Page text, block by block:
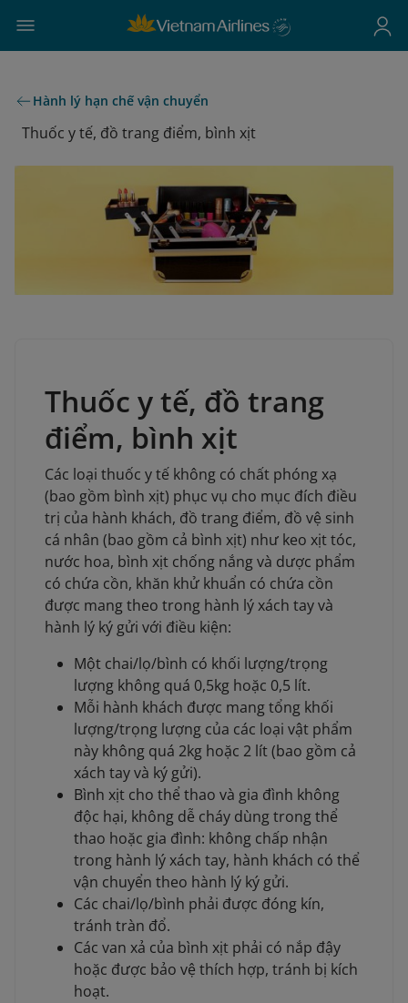
Hành lý hạn chế vận chuyển
Thuốc y tế, đồ trang điểm, bình xịt
Thuốc y tế, đồ trang
điểm, bình xịt
Các loại thuốc y tế không có chất phóng xạ
(bao gồm bình xịt) phục vụ cho mục đích điều
trị của hành khách, đồ trang điểm, đồ vệ sinh
cá nhân (bao gồm cả bình xịt) như keo xịt tóc,
nước hoa, bình xịt chống nắng và dược phẩm
có chứa cồn, khăn khử khuẩn có chứa cồn
được mang theo trong hành lý xách tay và
hành lý ký gửi với điều kiện:
Một chai/lọ/bình có khối lượng/trọng
lượng không quá 0,5kg hoặc 0,5 lít.
Mỗi hành khách được mang tổng khối
lượng/trọng lượng của các loại vật phẩm
này không quá 2kg hoặc 2 lít (bao gồm cả
xách tay và ký gửi).
Bình xịt cho thể thao và gia đình không
độc hại, không dễ cháy dùng trong thể
thao hoặc gia đình: không chấp nhận
trong hành lý xách tay, hành khách có thể
vận chuyển theo hành lý ký gửi.
Các chai/lọ/bình phải được đóng kín,
tránh tràn đổ.
Các van xả của bình xịt phải có nắp đậy
hoặc được bảo vệ thích hợp, tránh bị kích
hoạt.